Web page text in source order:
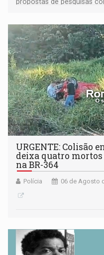
URGENTE: Colisão
deixa quatro
na BR-364
Polícia 06 de Agosto